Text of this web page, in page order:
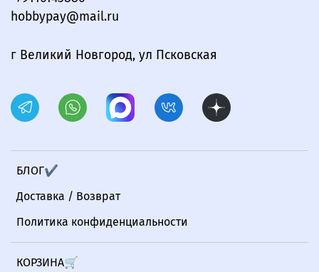
БЛОГ✔
Доставка / Возврат
Политика конфиденциальности
КОРЗИНА🛒
hobbypay@mail.ru
г Великий Новгород, ул Псковская